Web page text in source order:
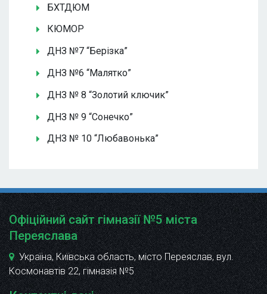
БХТДЮМ
КЮМОР
ДНЗ №7 “Берізка”
ДНЗ №6 “Малятко”
ДНЗ № 8 “Золотий ключик”
ДНЗ № 9 “Сонечко”
ДНЗ № 10 “Любавонька”
Офіційний сайт гімназії №5 міста
Переяслава
Україна, Київська область, місто Переяслав, вул.
Космонавтів 22, гімназія №5